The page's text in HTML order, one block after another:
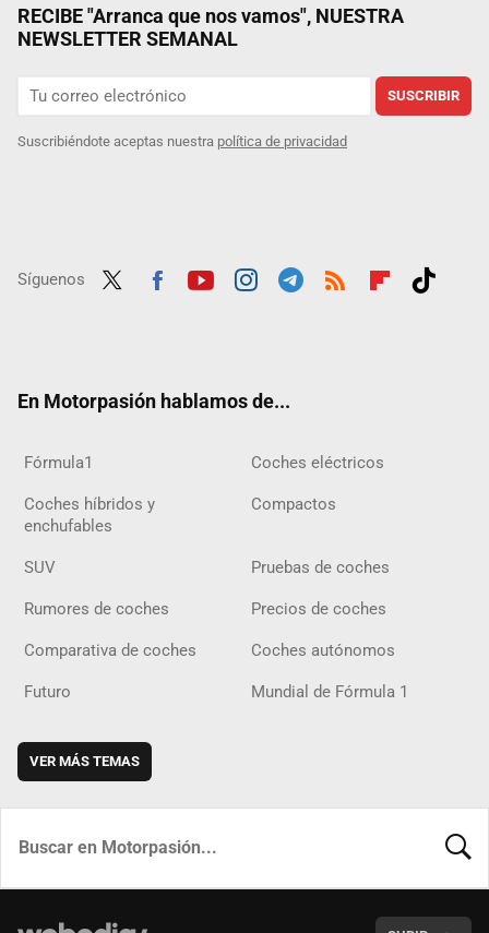
RECIBE "Arranca que nos vamos", NUESTRA
NEWSLETTER SEMANAL
SUSCRIBIR
Suscribiéndote aceptas nuestra política de privacidad
Síguenos
En Motorpasión hablamos de...
Fórmula1 Coches eléctricos
Coches híbridos y
enchufables
Compactos
SUV Pruebas de coches
Rumores de coches Precios de coches
Comparativa de coches Coches autónomos
Futuro Mundial de Fórmula 1
VER MÁS TEMAS